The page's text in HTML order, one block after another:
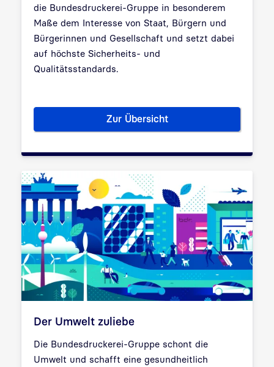
die Bundesdruckerei-Gruppe in besonderem
Maße dem Interesse von Staat, Bürgern und
Bürgerinnen und Gesellschaft und setzt dabei
auf höchste Sicherheits- und
Qualitätsstandards.
Zur ÜbersichtGesellschaftliche
Der Umwelt zuliebe
Die Bundesdruckerei-Gruppe schont die
Umwelt und schafft eine gesundheitlich